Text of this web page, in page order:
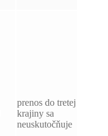
prenos do tretej
krajiny sa
neuskutočňuje